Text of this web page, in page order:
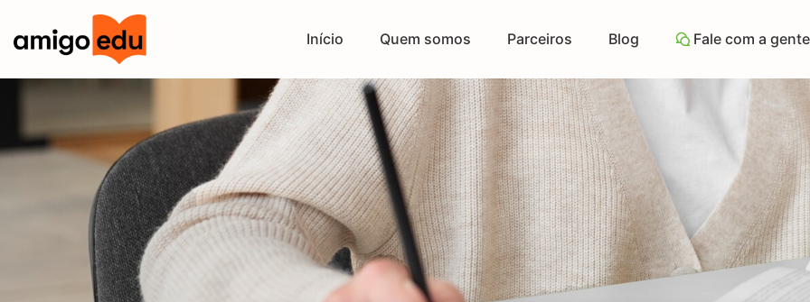
Início Quem somos Parceiros Blog Fale com a gente